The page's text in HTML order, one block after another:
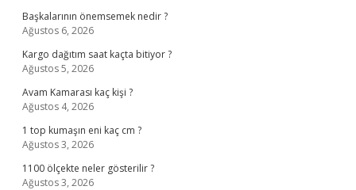
Başkalarının önemsemek nedir ?
Ağustos 6, 2026
Kargo dağıtım saat kaçta bitiyor ?
Ağustos 5, 2026
Avam Kamarası kaç kişi ?
Ağustos 4, 2026
1 top kumaşın eni kaç cm ?
Ağustos 3, 2026
1100 ölçekte neler gösterilir ?
Ağustos 3, 2026